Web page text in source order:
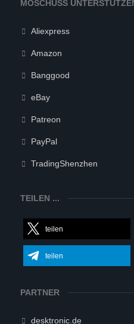
MOSCHUSS
Aliexpress
Amazon
Banggood
eBay
Patreon
PayPal
TradingShenzhen
TEILEN ...
teilen
teilen
PARTNER
desktronic.de